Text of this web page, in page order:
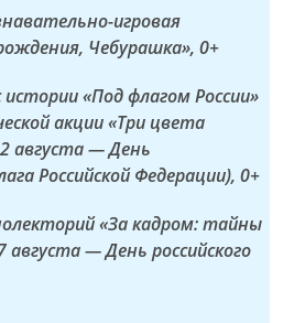
игровая
Чебурашка», 0+
истории «Под флагом России»
акции «Три цвета
августа — День
Российской Федерации), 0+
«За кадром: тайны
августа — День российского